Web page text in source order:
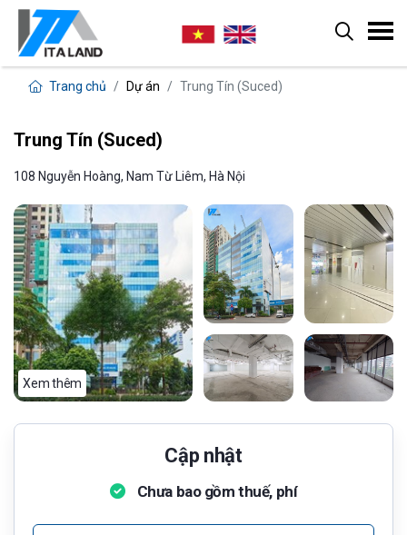
Trang chủ Dự án Trung Tín (Suced)
Trung Tín (Suced)
108 Nguyễn Hoàng, Nam Từ Liêm, Hà Nội
Xem thêm
Cập nhật
Chưa bao gồm thuế, phí